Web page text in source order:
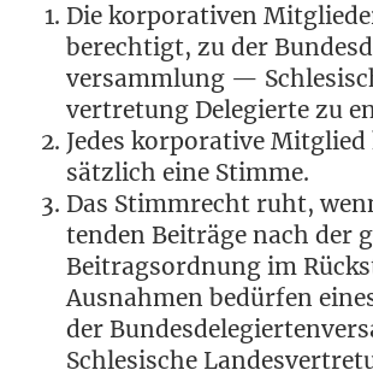
Die kor­po­ra­ti­ven
berech­tigt, zu der
ver­samm­lung —
ver­tre­tung Dele­gier­te zu
Jedes kor­po­ra­ti­ve
sätz­lich eine Stimme.
Das Stimm­recht ruht,
ten­den Bei­trä­ge nach der
Bei­trags­ord­nung im
Aus­nah­men bedür­fen
der
Schle­si­sche